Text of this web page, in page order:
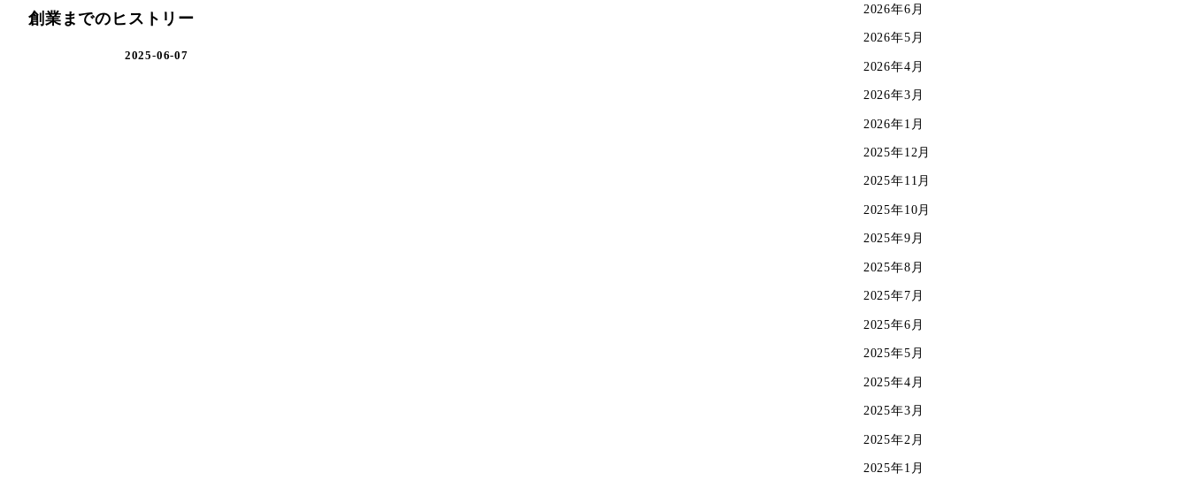
創業までのヒストリー
2025-06-07
2026年6月
2026年5月
2026年4月
2026年3月
2026年1月
2025年12月
2025年11月
2025年10月
2025年9月
2025年8月
2025年7月
2025年6月
2025年5月
2025年4月
2025年3月
2025年2月
2025年1月